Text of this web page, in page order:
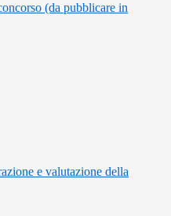
(da pubblicare in
e valutazione della